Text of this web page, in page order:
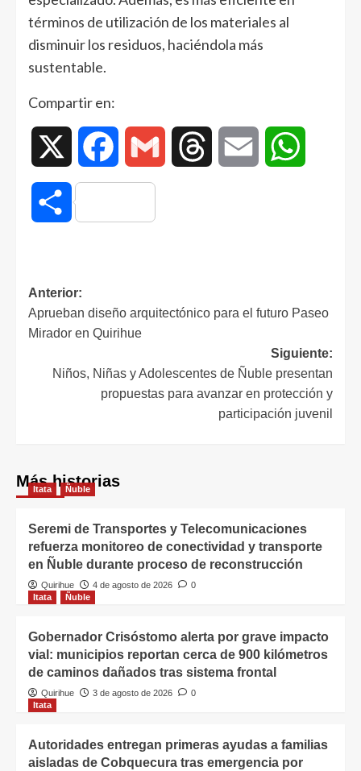
términos de utilización de los materiales al
disminuir los residuos, haciéndola más
sustentable.
Compartir en:
Facebook Gmail Threads Email
Compartir
Anterior:
Aprueban diseño arquitectónico para el futuro Paseo
Mirador en Quirihue
Siguiente:
Niños, Niñas y Adolescentes de Ñuble presentan
propuestas para avanzar en protección y
participación juvenil
Más historias
Itata Ñuble
Seremi de Transportes y Telecomunicaciones
refuerza monitoreo de conectividad y transporte
en Ñuble durante proceso de reconstrucción
Quirihue 4 de agosto de 2026
0
Itata
Ñuble
Gobernador Crisóstomo alerta por grave impacto
vial: municipios reportan cerca de 900 kilómetros
de caminos dañados tras sistema frontal
Quirihue 3 de agosto de 2026
0
Itata
Autoridades entregan primeras ayudas a familias
aisladas de Cobquecura tras emergencia por